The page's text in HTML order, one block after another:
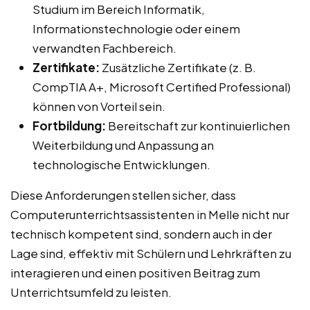
Studium im Bereich Informatik,
Informationstechnologie oder einem
verwandten Fachbereich.
Zertifikate: Zusätzliche Zertifikate (z. B.
CompTIA A+, Microsoft Certified Professional)
können von Vorteil sein.
Fortbildung: Bereitschaft zur kontinuierlichen
Weiterbildung und Anpassung an
technologische Entwicklungen.
Diese Anforderungen stellen sicher, dass
Computerunterrichtsassistenten in Melle nicht nur
technisch kompetent sind, sondern auch in der
Lage sind, effektiv mit Schülern und Lehrkräften zu
interagieren und einen positiven Beitrag zum
Unterrichtsumfeld zu leisten.